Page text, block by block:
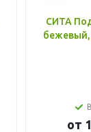
СИТА
бежевый,
от